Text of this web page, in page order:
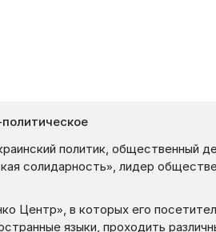
политик, общественный
солидарность», лидер
Центр», в которых его
языки, проходить